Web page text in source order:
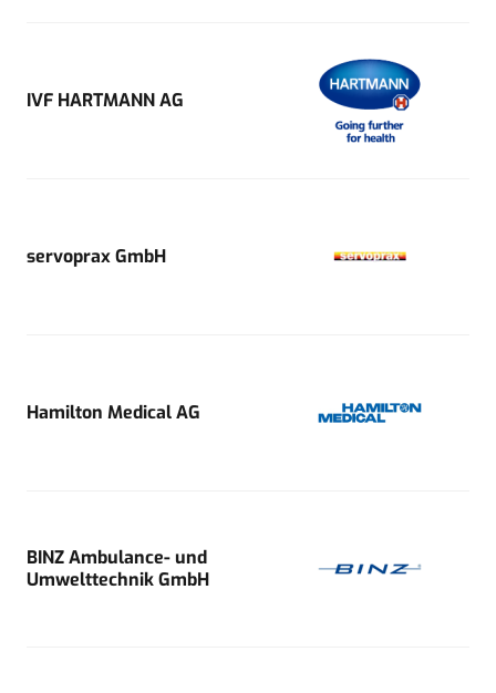
IVF HARTMANN AG
servoprax GmbH
Hamilton Medical AG
BINZ Ambulance- und
Umwelttechnik GmbH